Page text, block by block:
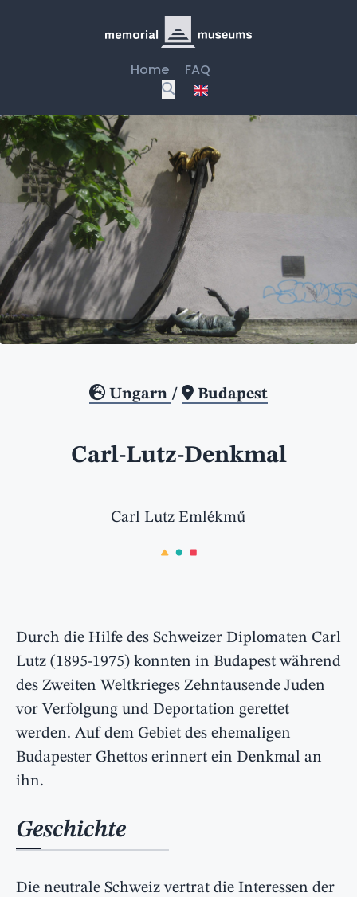
Home FAQ
Ungarn / Budapest
Carl-Lutz-Denkmal
Carl Lutz Emlékmű
Durch die Hilfe des Schweizer Diplomaten Carl
Lutz (1895-1975) konnten in Budapest während
des Zweiten Weltkrieges Zehntausende Juden
vor Verfolgung und Deportation gerettet
werden. Auf dem Gebiet des ehemaligen
Budapester Ghettos erinnert ein Denkmal an
ihn.
Geschichte
Die neutrale Schweiz vertrat die Interessen der